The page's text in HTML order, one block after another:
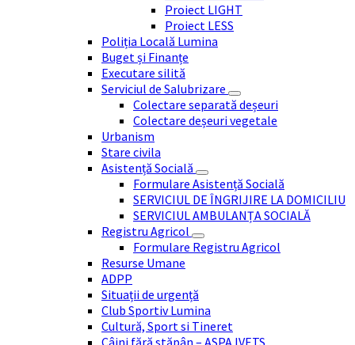
Proiect LIGHT
Proiect LESS
Poliția Locală Lumina
Buget și Finanțe
Executare silită
Serviciul de Salubrizare
Colectare separată deșeuri
Colectare deșeuri vegetale
Urbanism
Stare civila
Asistență Socială
Formulare Asistență Socială
SERVICIUL DE ÎNGRIJIRE LA DOMICILIU
SERVICIUL AMBULANȚA SOCIALĂ
Registru Agricol
Formulare Registru Agricol
Resurse Umane
ADPP
Situații de urgență
Club Sportiv Lumina
Cultură, Sport si Tineret